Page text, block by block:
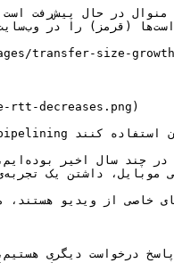
rtt-decreases.png)